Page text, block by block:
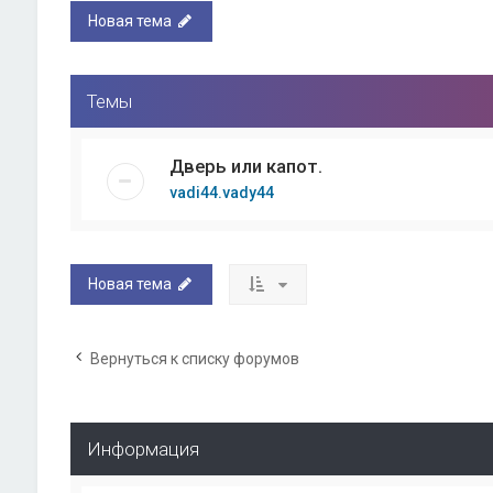
Новая тема
Темы
Дверь или капот.
vadi44.vady44
Новая тема
Вернуться к списку форумов
Информация